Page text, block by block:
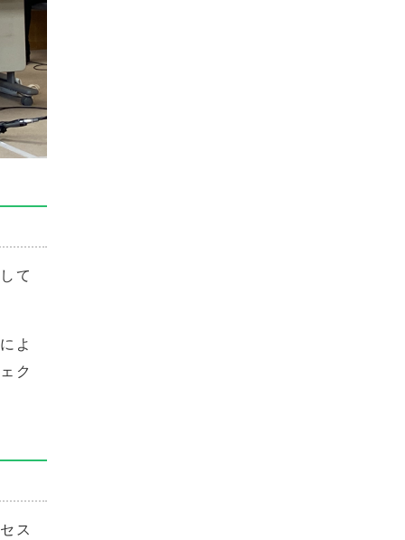
て
よ
ク
ス